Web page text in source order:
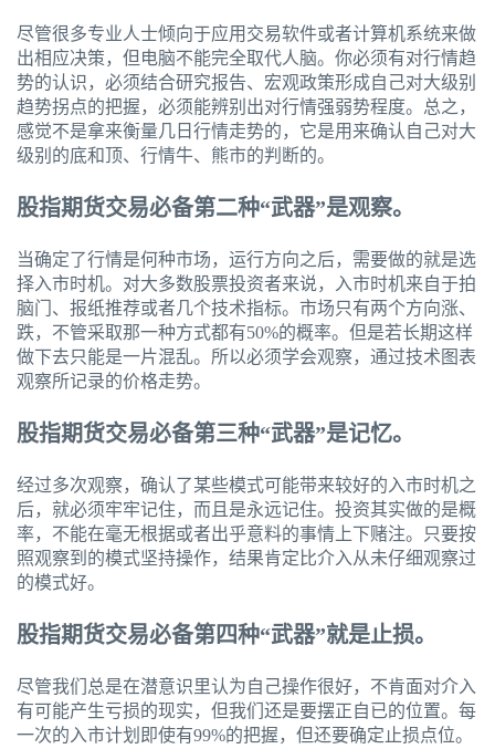
尽管很多专业人士倾向于应用交易软件或者计算机系统来做
出相应决策，但电脑不能完全取代人脑。你必须有对行情趋
势的认识，必须结合研究报告、宏观政策形成自己对大级别
趋势拐点的把握，必须能辨别出对行情强弱势程度。总之，
感觉不是拿来衡量几日行情走势的，它是用来确认自己对大
级别的底和顶、行情牛、熊市的判断的。
股指期货交易必备第二种“武器”是观察。
当确定了行情是何种市场，运行方向之后，需要做的就是选
择入市时机。对大多数股票投资者来说，入市时机来自于拍
脑门、报纸推荐或者几个技术指标。市场只有两个方向涨、
跌，不管采取那一种方式都有50%的概率。但是若长期这样
做下去只能是一片混乱。所以必须学会观察，通过技术图表
观察所记录的价格走势。
股指期货交易必备第三种“武器”是记忆。
经过多次观察，确认了某些模式可能带来较好的入市时机之
后，就必须牢牢记住，而且是永远记住。投资其实做的是概
率，不能在毫无根据或者出乎意料的事情上下赌注。只要按
照观察到的模式坚持操作，结果肯定比介入从未仔细观察过
的模式好。
股指期货交易必备第四种“武器”就是止损。
尽管我们总是在潜意识里认为自己操作很好，不肯面对介入
有可能产生亏损的现实，但我们还是要摆正自已的位置。每
一次的入市计划即使有99%的把握，但还要确定止损点位。